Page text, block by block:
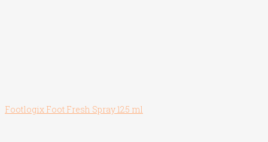
Footlogix Foot Fresh Spray 125 ml